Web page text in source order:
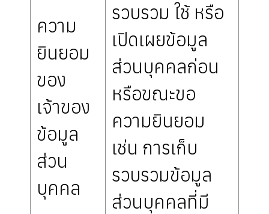
ความ
ยินยอม
ของ
เจ้าของ
ข้อมูล
ส่วน
บุคคล
รวบรวม ใช้ หรือ
เปิดเผยข้อมูล
ส่วนบุคคลก่อน
หรือขณะขอ
ความยินยอม
เช่น การเก็บ
รวบรวมข้อมูล
ส่วนบุคคลที่มี